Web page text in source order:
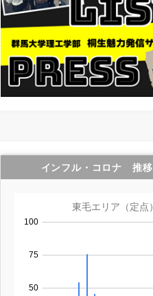
インフル・コロナ 推移